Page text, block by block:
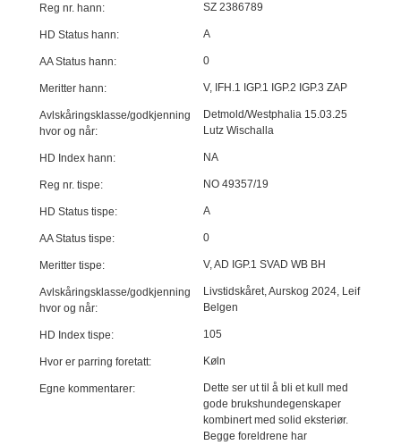
Reg nr. hann: SZ 2386789
HD Status hann: A
AA Status hann: 0
Meritter hann: V, IFH.1 IGP.1 IGP.2 IGP.3 ZAP
Avlskåringsklasse/godkjenning
hvor og når:
Detmold/Westphalia 15.03.25
Lutz Wischalla
HD Index hann: NA
Reg nr. tispe: NO 49357/19
HD Status tispe: A
AA Status tispe: 0
Meritter tispe: V, AD IGP.1 SVAD WB BH
Avlskåringsklasse/godkjenning
hvor og når:
Livstidskåret, Aurskog 2024, Leif
Belgen
HD Index tispe: 105
Hvor er parring foretatt: Køln
Egne kommentarer:
Dette ser ut til å bli et kull med
gode brukshundegenskaper
kombinert med solid eksteriør.
Begge foreldrene har